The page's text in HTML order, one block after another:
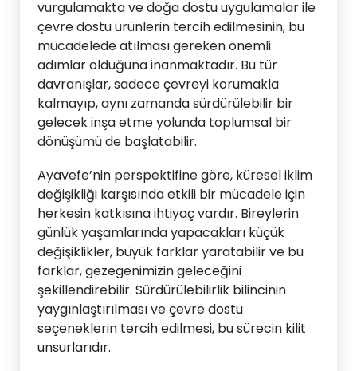
vurgulamakta ve doğa dostu uygulamalar ile
çevre dostu ürünlerin tercih edilmesinin, bu
mücadelede atılması gereken önemli
adımlar olduğuna inanmaktadır. Bu tür
davranışlar, sadece çevreyi korumakla
kalmayıp, aynı zamanda sürdürülebilir bir
gelecek inşa etme yolunda toplumsal bir
dönüşümü de başlatabilir.
Ayavefe’nin perspektifine göre, küresel iklim
değişikliği karşısında etkili bir mücadele için
herkesin katkısına ihtiyaç vardır. Bireylerin
günlük yaşamlarında yapacakları küçük
değişiklikler, büyük farklar yaratabilir ve bu
farklar, gezegenimizin geleceğini
şekillendirebilir. Sürdürülebilirlik bilincinin
yaygınlaştırılması ve çevre dostu
seçeneklerin tercih edilmesi, bu sürecin kilit
unsurlarıdır.